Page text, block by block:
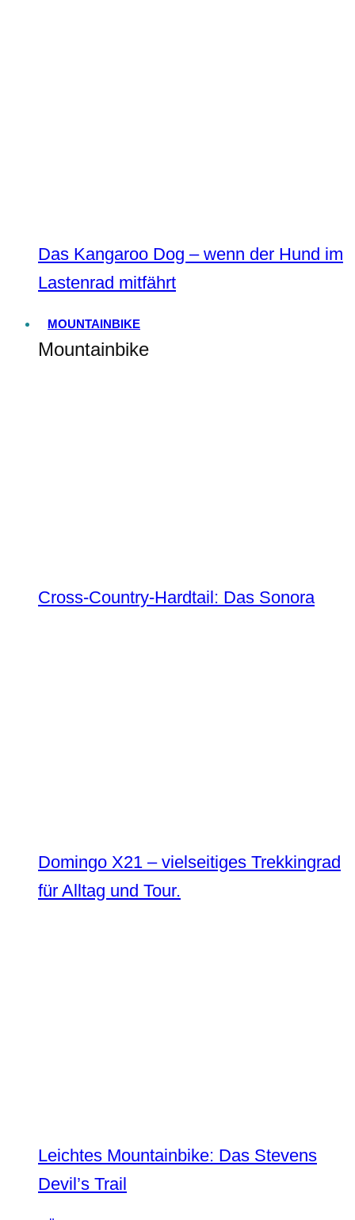
Das Kangaroo Dog – wenn der Hund im
Lastenrad mitfährt
MOUNTAINBIKE
Mountainbike
Cross-Country-Hardtail: Das Sonora
Domingo X21 – vielseitiges Trekkingrad
für Alltag und Tour.
Leichtes Mountainbike: Das Stevens
Devil’s Trail